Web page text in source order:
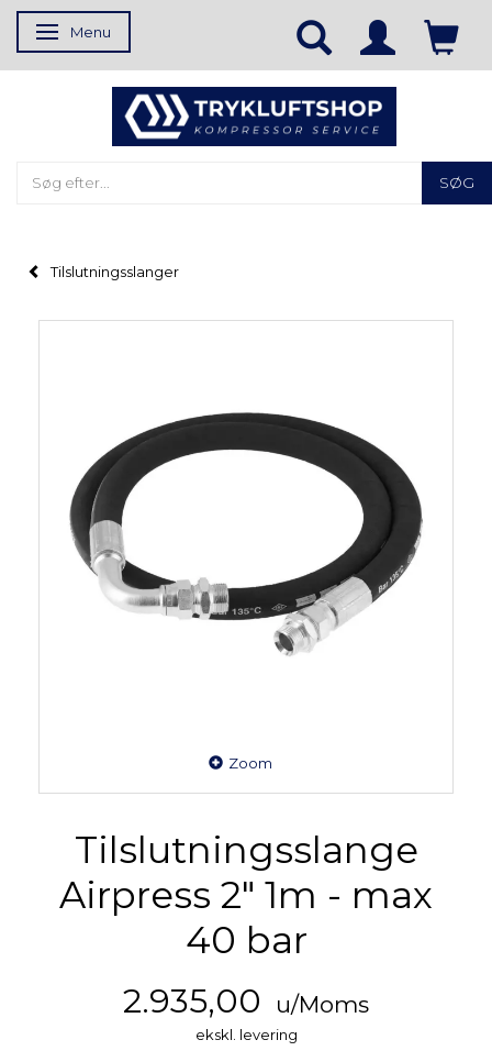
Skifte navigation
Menu
SØG
Tilslutningsslanger
Zoom
Tilslutningsslange
Airpress 2" 1m - max
40 bar
2.935,00 u/Moms
ekskl. levering